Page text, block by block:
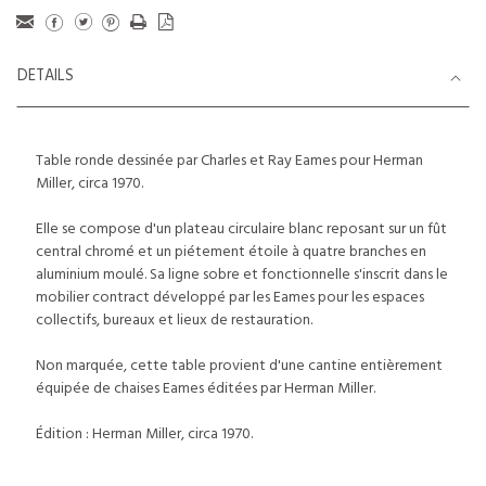
DETAILS
Table ronde dessinée par Charles et Ray Eames pour Herman
Miller, circa 1970.
Elle se compose d'un plateau circulaire blanc reposant sur un fût
central chromé et un piétement étoile à quatre branches en
aluminium moulé. Sa ligne sobre et fonctionnelle s'inscrit dans le
mobilier contract développé par les Eames pour les espaces
collectifs, bureaux et lieux de restauration.
Non marquée, cette table provient d'une cantine entièrement
équipée de chaises Eames éditées par Herman Miller.
Édition : Herman Miller, circa 1970.